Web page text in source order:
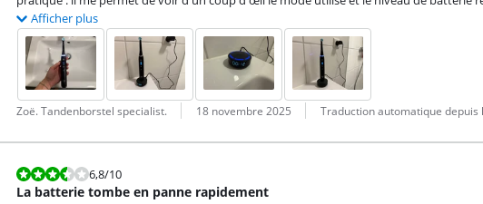
Afficher plus
Évaluation par :
Zoë. Tandenborstel specialist.
Date : 18 novembre 2025
Traduction : Traduction automatique depuis
La note est 6,8 sur 10.
6,8/10
La batterie tombe en panne rapidement